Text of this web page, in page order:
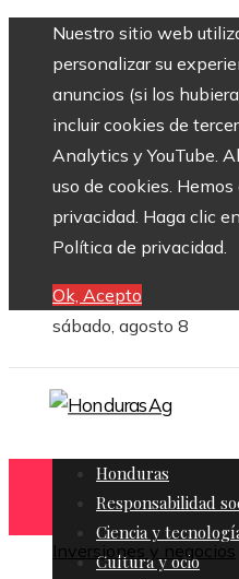
Nuestro sitio web
personalizar su
anuncios (si los
incluir cookies de
Analytics y YouTube.
uso de cookies.
privacidad. Haga clic
Política de privacidad.
Ok, Acepto
sábado, agosto 8
Honduras
Responsabilidad
Ciencia y
Cultura y ocio
Inversiones y negocios